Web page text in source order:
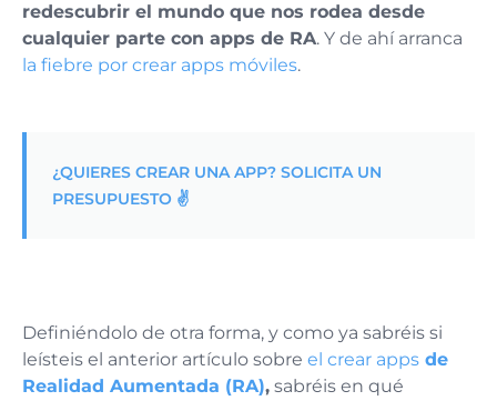
redescubrir el mundo que nos rodea desde
cualquier parte con apps de RA. Y de ahí arranca
la fiebre por crear apps móviles.
¿QUIERES CREAR UNA APP? SOLICITA UN
PRESUPUESTO ✌️
Definiéndolo de otra forma, y como ya sabréis si
leísteis el anterior artículo sobre el crear apps de
Realidad Aumentada (RA), sabréis en qué